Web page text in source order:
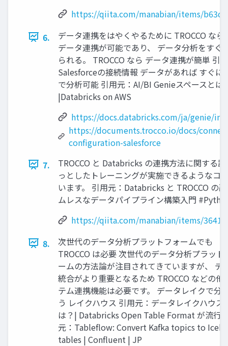
https://qiita.com/manabian/items/
6.
データ連携をはやくやるために TROCCO なら
データ連携が可能であり、 データ分析をすぐ
られる。 TROCCO なら データ連携が簡単 引
Salesforceの接続情報 データがあれば すぐに
で分析可能 引用元：AI/BI Genieスペースとは
|Databricks on AWS
https://docs.databricks.com/ja/genie/
https://documents.trocco.io/docs/
configuration-salesforce
7.
TROCCO と Databricks の連携方法に関する
っとしたトレーニングが実施できるようなコ
います。 引用元：Databricks と TROCCO の
ムレスなデータパイプライン構築入門
https://qiita.com/manabian/items/
8.
次世代のデータ分析プラットフォームでも
TROCCO は必要 次世代のデータ分析プラット
ームの方法論が注目されてきていますが、 デ
統合がより重要となるため TROCCO などの他
テム連携機能は必要です。 データレイクで分
う レイクハウス 引用元：データレイクハウス
は？| Databricks Open Table Format が流行
元：Tableflow: Convert Kafka topics to
tables | Confluent | JP